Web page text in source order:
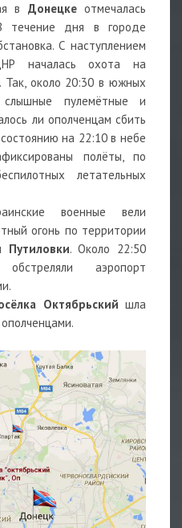
в Донецкеотмечалась
течение дня в городе
С наступлением
началась охота на
Так, около 20:30 в южных
пулемётные и
ли ополченцам сбить
на 22:10 в небе
полёты, по
летательных
военные вели
огонь по территории
Путиловки. Около 22:50
аэропорт
Октябрьский шла